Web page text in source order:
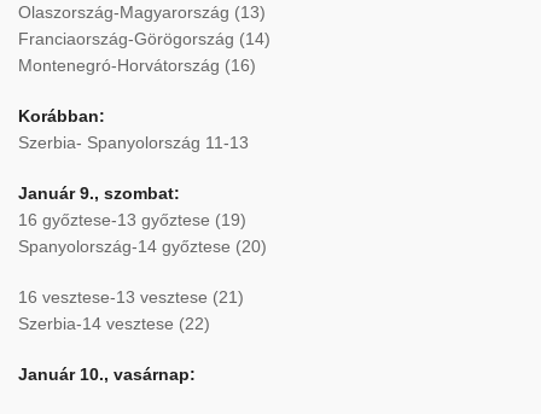
Olaszország-Magyarország (13)
Franciaország-Görögország (14)
Montenegró-Horvátország (16)
Korábban:
Szerbia- Spanyolország 11-13
Január 9., szombat:
16 győztese-13 győztese (19)
Spanyolország-14 győztese (20)
16 vesztese-13 vesztese (21)
Szerbia-14 vesztese (22)
Január 10., vasárnap: